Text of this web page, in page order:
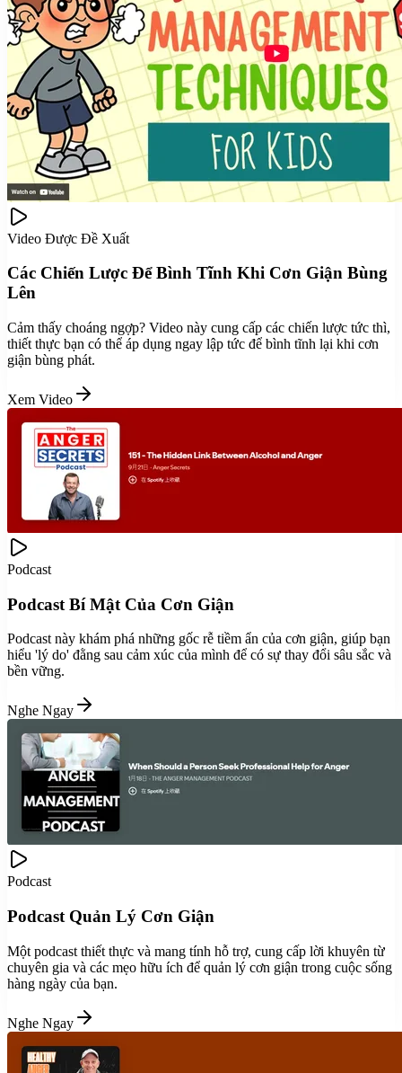
Video Được Đề Xuất
Các Chiến Lược Để Bình Tĩnh Khi Cơn Giận Bùng
Lên
Cảm thấy choáng ngợp? Video này cung cấp các chiến lược tức thì,
thiết thực bạn có thể áp dụng ngay lập tức để bình tĩnh lại khi cơn
giận bùng phát.
Xem Video
Podcast
Podcast Bí Mật Của Cơn Giận
Podcast này khám phá những gốc rễ tiềm ẩn của cơn giận, giúp bạn
hiểu 'lý do' đằng sau cảm xúc của mình để có sự thay đổi sâu sắc và
bền vững.
Nghe Ngay
Podcast
Podcast Quản Lý Cơn Giận
Một podcast thiết thực và mang tính hỗ trợ, cung cấp lời khuyên từ
chuyên gia và các mẹo hữu ích để quản lý cơn giận trong cuộc sống
hàng ngày của bạn.
Nghe Ngay